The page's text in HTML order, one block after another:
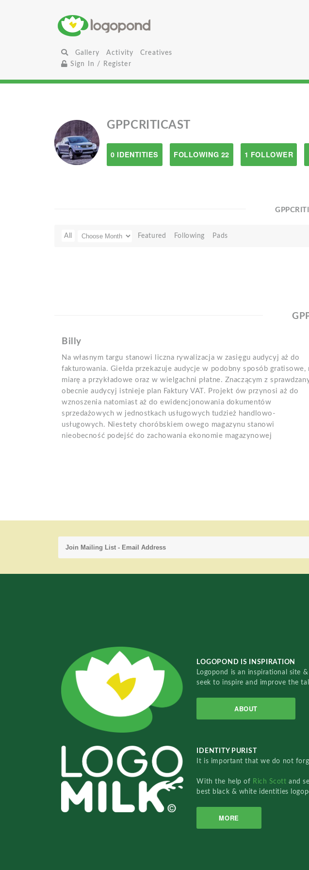
Gallery Activity
Creatives
Sign In / Register
GPPCRITICAST
0 IDENTITIES FOLLOWING 22 1 FOLLOWER
All Featured Following Pads
Billy
Na własnym targu stanowi liczna rywalizacja w zasięgu audycyj aż do
fakturowania. Giełda przekazuje audycje w podobny sposób gratisowe,
miarę a przykładowe oraz w wielgachni płatne. Znaczącym z
obecnie audycyj istnieje plan Faktury VAT. Projekt ów przynosi aż do
wznoszenia natomiast aż do ewidencjonowania dokumentów
sprzedażowych w jednostkach usługowych tudzież handlowo-
usługowych. Niestety choróbskiem owego magazynu stanowi
nieobecność podejść do zachowania ekonomie magazynowej
LOGOPOND IS INSPIRATION
Logopond is an inspirational site
seek to inspire and improve the
ABOUT
IDENTITY PURIST
It is important that we do not
With the help of Rich Scottand
best black & white identities
MORE